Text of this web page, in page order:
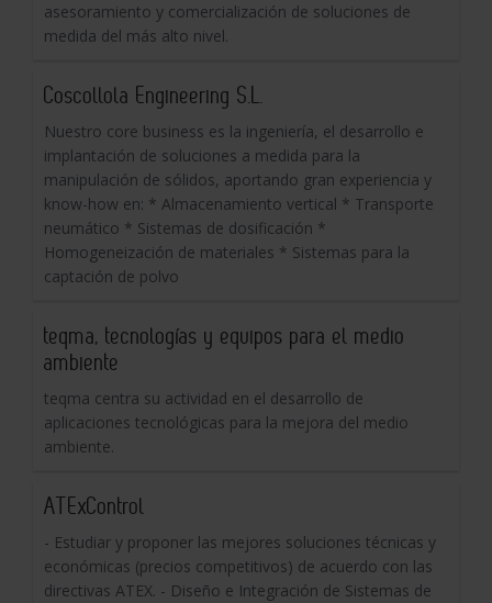
asesoramiento y comercialización de soluciones de
medida del más alto nivel.
Coscollola Engineering S.L.
Nuestro core business es la ingeniería, el desarrollo e
implantación de soluciones a medida para la
manipulación de sólidos, aportando gran experiencia y
know-how en: * Almacenamiento vertical * Transporte
neumático * Sistemas de dosificación *
Homogeneización de materiales * Sistemas para la
captación de polvo
teqma, tecnologías y equipos para el medio
ambiente
teqma centra su actividad en el desarrollo de
aplicaciones tecnológicas para la mejora del medio
ambiente.
ATExControl
- Estudiar y proponer las mejores soluciones técnicas y
económicas (precios competitivos) de acuerdo con las
directivas ATEX. - Diseño e Integración de Sistemas de